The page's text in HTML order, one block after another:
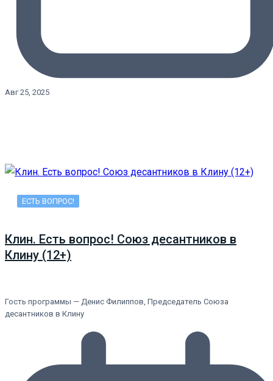
Авг 25, 2025
ЕСТЬ ВОПРОС!
Клин. Есть вопрос! Союз десантников в
Клину (12+)
Гость программы — Денис Филиппов, Председатель Союза
десантников в Клину